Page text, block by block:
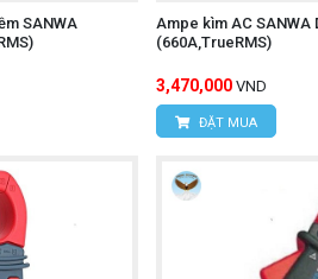
SANWA
Ampe kìm AC SANWA
(660A,TrueRMS)
3,470,000 VND
ĐẶT MUA